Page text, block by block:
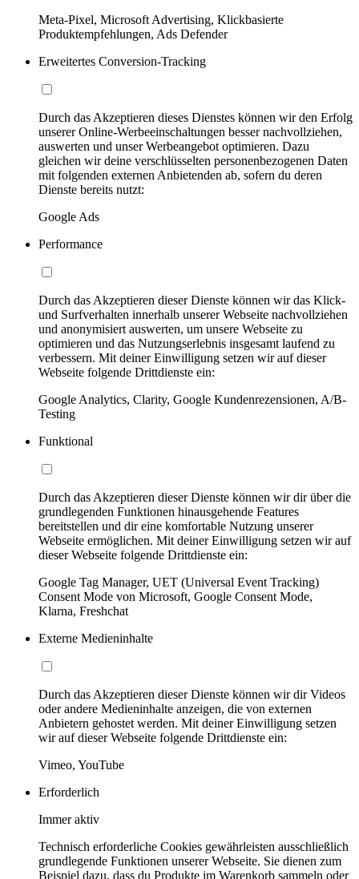
Meta-Pixel, Microsoft Advertising, Klickbasierte
Produktempfehlungen, Ads Defender
Erweitertes Conversion-Tracking
Durch das Akzeptieren dieses Dienstes können wir den Erfolg
unserer Online-Werbeeinschaltungen besser nachvollziehen,
auswerten und unser Werbeangebot optimieren. Dazu
gleichen wir deine verschlüsselten personenbezogenen Daten
mit folgenden externen Anbietenden ab, sofern du deren
Dienste bereits nutzt:
Google Ads
Performance
Durch das Akzeptieren dieser Dienste können wir das Klick-
und Surfverhalten innerhalb unserer Webseite nachvollziehen
und anonymisiert auswerten, um unsere Webseite zu
optimieren und das Nutzungserlebnis insgesamt laufend zu
verbessern. Mit deiner Einwilligung setzen wir auf dieser
Webseite folgende Drittdienste ein:
Google Analytics, Clarity, Google Kundenrezensionen, A/B-
Testing
Funktional
Durch das Akzeptieren dieser Dienste können wir dir über die
grundlegenden Funktionen hinausgehende Features
bereitstellen und dir eine komfortable Nutzung unserer
Webseite ermöglichen. Mit deiner Einwilligung setzen wir auf
dieser Webseite folgende Drittdienste ein:
Google Tag Manager, UET (Universal Event Tracking)
Consent Mode von Microsoft, Google Consent Mode,
Klarna, Freshchat
Externe Medieninhalte
Durch das Akzeptieren dieser Dienste können wir dir Videos
oder andere Medieninhalte anzeigen, die von externen
Anbietern gehostet werden. Mit deiner Einwilligung setzen
wir auf dieser Webseite folgende Drittdienste ein:
Vimeo, YouTube
Erforderlich
Immer aktiv
Technisch erforderliche Cookies gewährleisten ausschließlich
grundlegende Funktionen unserer Webseite. Sie dienen zum
Beispiel dazu, dass du Produkte im Warenkorb sammeln oder